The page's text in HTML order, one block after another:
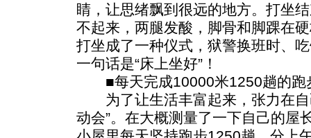
睛，让思绪飘到很远的地方。打坐
不起来，两腿发酸，脚骨和脚踝在
打坐成了一种仪式，狱警换班时、
一句话是“床上坐好”！
■每天完成10000米1250趟的跑
为了让生活丰富起来，张力在自
动会”。在大概测量了一下自己的屋